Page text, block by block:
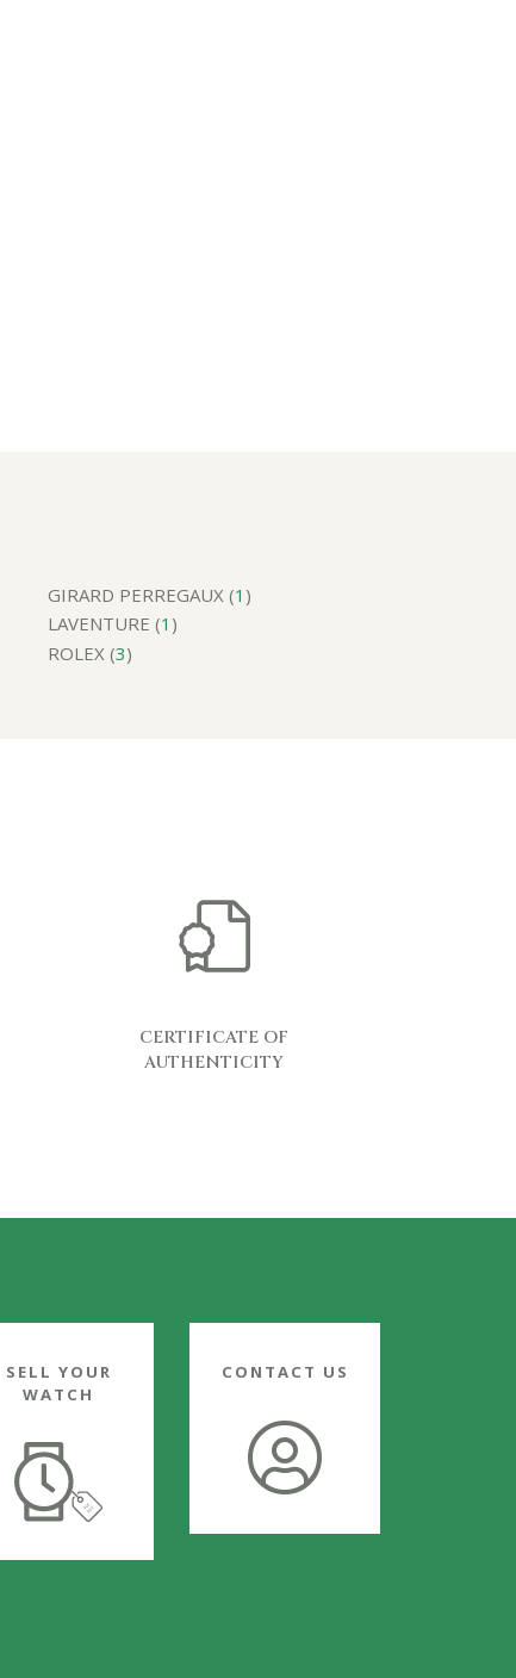
GIRARD PERREGAUX (1 )
LAVENTURE (1 )
ROLEX (3)
CERTIFICATE OF
AUTHENTICITY
SELL YOUR
WATCH
CONTACT US